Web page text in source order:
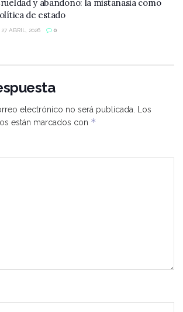
y abandono: la mistanasia como
de estado
27 ABRIL, 2026 0
electrónico no será publicada.
Los
están marcados con *